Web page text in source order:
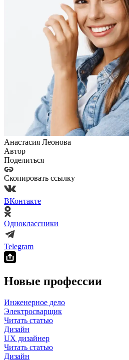
Анастасия Леонова
Автор
Поделиться
Скопировать ссылку
ВКонтакте
Одноклассники
Telegram
Новые профессии
Инженерное дело
Электросварщик
Читать статью
Дизайн
UX дизайнер
Читать статью
Дизайн